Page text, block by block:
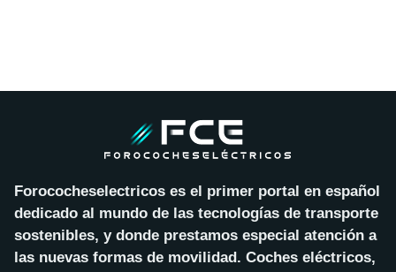
Forococheselectricos es el primer portal en español
dedicado al mundo de las tecnologías de transporte
sostenibles, y donde prestamos especial atención a
las nuevas formas de movilidad. Coches eléctricos,